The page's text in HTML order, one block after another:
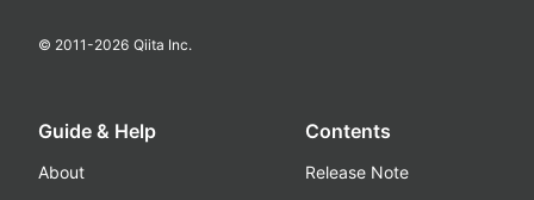
© 2011-2026 Qiita Inc.
Guide & Help
About
Contents
Release Note